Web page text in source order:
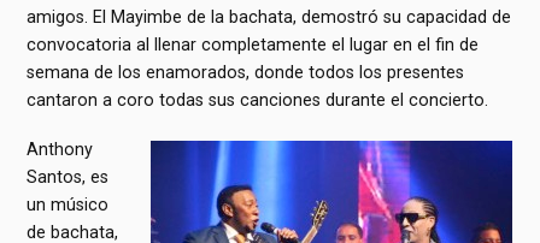
amigos. El Mayimbe de la bachata, demostró su capacidad de
convocatoria al llenar completamente el lugar en el fin de
semana de los enamorados, donde todos los presentes
cantaron a coro todas sus canciones durante el concierto.
Anthony
Santos, es
un músico
de bachata,